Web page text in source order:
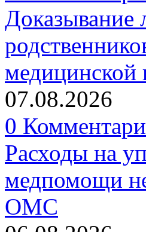
Доказывание
07.08.2026
0
Расходы на
медпомощи
ОМС